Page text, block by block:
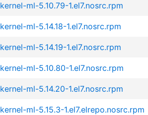
kernel-ml-5.10.79-1.el7.nosrc.rpm
kernel-ml-5.14.18-1.el7.nosrc.rpm
kernel-ml-5.14.19-1.el7.nosrc.rpm
kernel-ml-5.10.80-1.el7.nosrc.rpm
kernel-ml-5.14.20-1.el7.nosrc.rpm
kernel-ml-5.15.3-1.el7.elrepo.nosrc.rpm